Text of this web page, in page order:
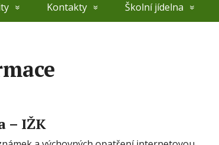
Kontakty Školní jídelna
– IŽK